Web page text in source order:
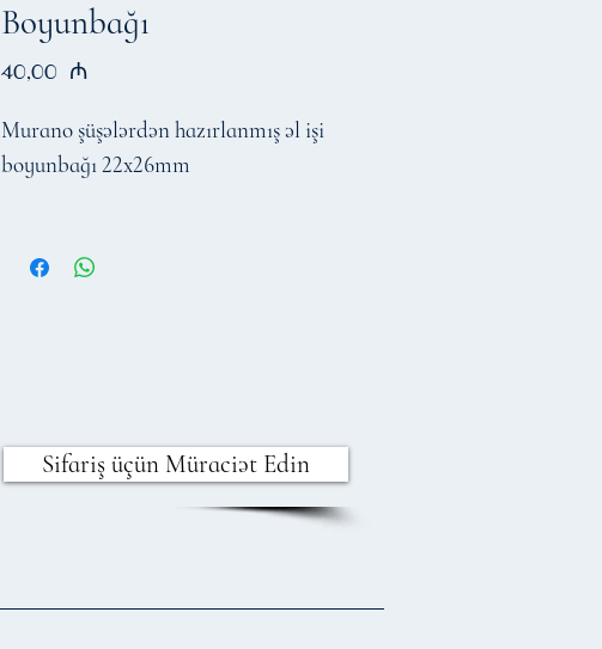
Boyunbağı
40,00 ₼Price
Murano şüşələrdən hazırlanmış əl işi
boyunbağı 22x26mm
Sifariş üçün Müraciət Edin